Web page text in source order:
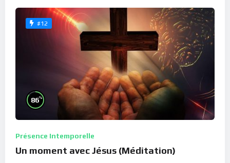
#12
86%
Présence Intemporelle
Un moment avec Jésus (Méditation)